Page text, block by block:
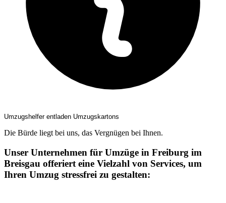
Umzugshelfer entladen Umzugskartons
Die Bürde liegt bei uns, das Vergnügen bei Ihnen.
Unser Unternehmen für Umzüge in Freiburg im
Breisgau offeriert eine Vielzahl von Services, um
Ihren Umzug stressfrei zu gestalten: